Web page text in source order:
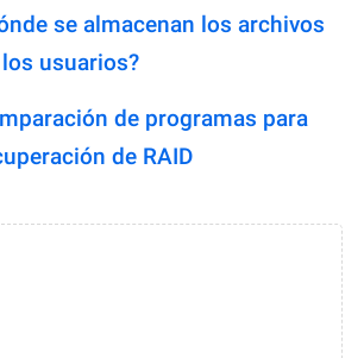
se almacenan los archivos
usuarios?
de programas para
de RAID